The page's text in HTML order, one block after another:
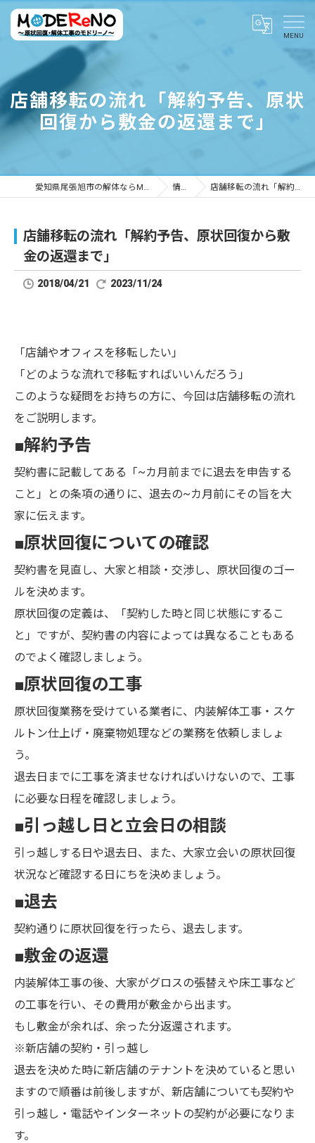
店舗移転の流れ「解約予告、原状
回復から敷金の返還まで」
愛知県尾張旭市の解体ならMODEReNO ～原状回復・解体工事のモドリーノ～ 情報ブログ 店舗移転の流れ「解約予告、原状回復から敷金の返還まで」
店舗移転の流れ「解約予告、原状回復から敷
金の返還まで」
2018/04/21 2023/11/24
「店舗やオフィスを移転したい」
「どのような流れで移転すればいいんだろう」
このような疑問をお持ちの方に、今回は店舗移転の流れ
をご説明します。
■解約予告
契約書に記載してある「~カ月前までに退去を申告する
こと」との条項の通りに、退去の~カ月前にその旨を大
家に伝えます。
■原状回復についての確認
契約書を見直し、大家と相談・交渉し、原状回復のゴー
ルを決めます。
原状回復の定義は、「契約した時と同じ状態にするこ
と」ですが、契約書の内容によっては異なることもある
のでよく確認しましょう。
■原状回復の工事
原状回復業務を受けている業者に、内装解体工事・スケ
ルトン仕上げ・廃棄物処理などの業務を依頼しましょ
う。
退去日までに工事を済ませなければいけないので、工事
に必要な日程を確認しましょう。
■引っ越し日と立会日の相談
引っ越しする日や退去日、また、大家立会いの原状回復
状況など確認する日にちを決めましょう。
■退去
契約通りに原状回復を行ったら、退去します。
■敷金の返還
内装解体工事の後、大家がグロスの張替えや床工事など
の工事を行い、その費用が敷金から出ます。
もし敷金が余れば、余った分返還されます。
※新店舗の契約・引っ越し
退去を決めた時に新店舗のテナントを決めていると思い
ますので順番は前後しますが、新店舗についても契約や
引っ越し・電話やインターネットの契約が必要になりま
す。